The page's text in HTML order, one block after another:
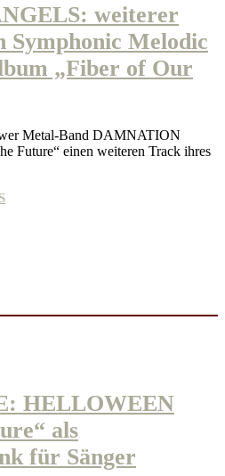
weiterer
Symphonic Melodic
„Fiber of Our
Metal-Band DAMNATION
Future“ einen weiteren Track ihres
HELLOWEEN
als
für Sänger